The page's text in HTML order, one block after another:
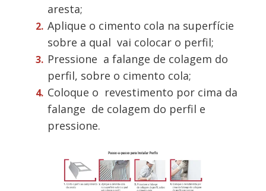
aresta;
Aplique o cimento cola na superfície
sobre a qual vai colocar o perfil;
Pressione a falange de colagem do
perfil, sobre o cimento cola;
Coloque o revestimento por cima da
falange de colagem do perfil e
pressione.